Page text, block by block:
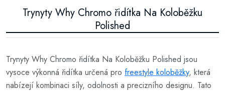
Trynyty Why Chromo řidítka Na Koloběžku
Polished
Trynyty Why Chromo řidítka Na Koloběžku Polished jsou
vysoce výkonná řidítka určená pro freestyle koloběžky, která
nabízejí kombinaci síly, odolnosti a precizního designu. Tato